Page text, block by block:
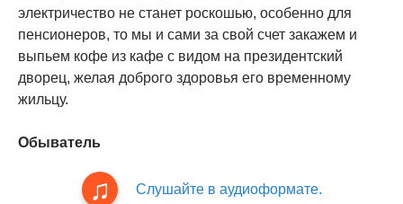
электричество не станет роскошью, особенно для
пенсионеров, то мы и сами за свой счет закажем и
выпьем кофе из кафе с видом на президентский
дворец, желая доброго здоровья его временному
жильцу.
Обыватель
Слушайте в аудиоформате.